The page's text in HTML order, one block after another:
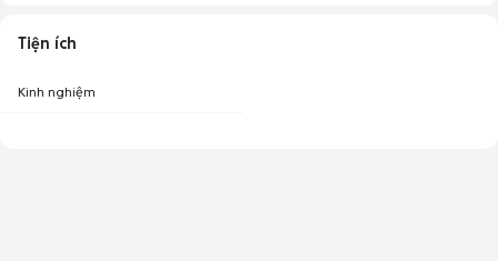
Tiện ích
Kinh nghiệm